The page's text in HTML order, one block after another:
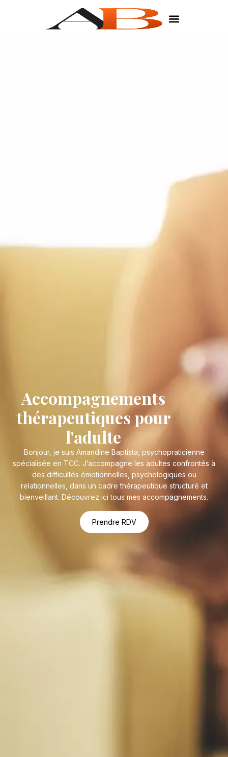
Accompagnements
thérapeutiques pour
l'adulte
Bonjour, je suis Amandine Baptista, psychopraticienne
spécialisée en TCC. J’accompagne les adultes confrontés à
des difficultés émotionnelles, psychologiques ou
relationnelles, dans un cadre thérapeutique structuré et
bienveillant. Découvrez ici tous mes accompagnements.
Prendre RDV